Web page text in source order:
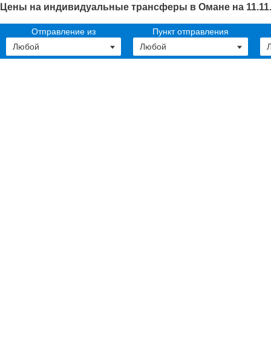
Цены на индивидуальные трансферы в Омане на
Отправление из Пункт отправления